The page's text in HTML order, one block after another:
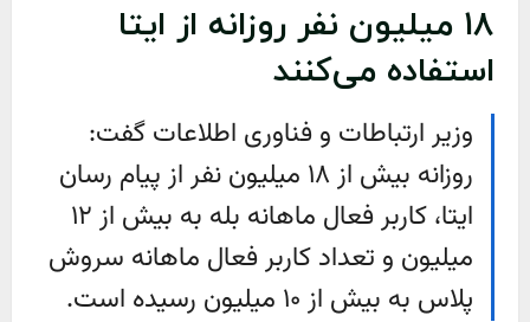
۱۸ میلیون نفر روزانه از ایتا
استفاده می‌کنند
وزیر ارتباطات و فناوری اطلاعات گفت:
روزانه بیش از ۱۸ میلیون نفر از پیام رسان
ایتا، کاربر فعال ماهانه بله به بیش از ۱۲
میلیون و تعداد کاربر فعال ماهانه سروش
پلاس به بیش از ۱۰ میلیون رسیده است.